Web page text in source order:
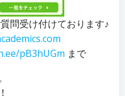
問受け付けております♪
pB3hUGm まで